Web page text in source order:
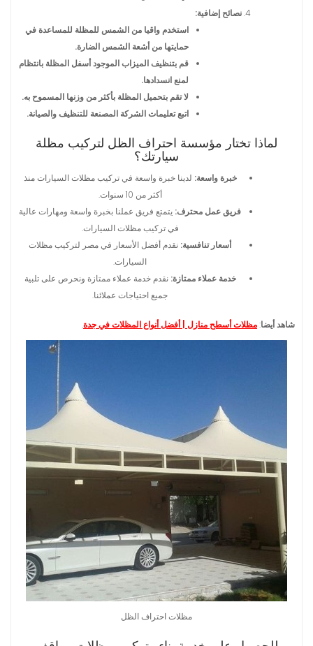
نصائح إضافية:
استخدم واقيا من الشمس للمظلة للمساعدة في
حمايتها من أشعة الشمس الضارة.
قم بتنظيف الميزاب الموجود أسفل المظلة بانتظام
لمنع انسدادها.
لا تقم بتحميل المظلة بأكثر من وزنها المسموح به.
اتبع تعليمات الشركة المصنعة للتنظيف والصيانة.
لماذا تختار مؤسسة احتراف الظل لتركيب مظلة
سيارتك؟
خبرة واسعة: لدينا خبرة واسعة في تركيب مظلات السيارات منذ
أكثر من 10 سنوات.
فريق عمل محترف: يتمتع فريق عملنا بخبرة واسعة ومهارات عالية
في تركيب مظلات السيارات.
أسعار تنافسية: نقدم أفضل الأسعار في مصر لتركيب مظلات
السيارات.
خدمة عملاء ممتازة: نقدم خدمة عملاء ممتازة ونحرص على تلبية
جميع احتياجات عملائنا.
شاهد أيضا:مظلات أسطح منازل | أفضل أنواع المظلات في جدة.
مظلات احتراف الظل